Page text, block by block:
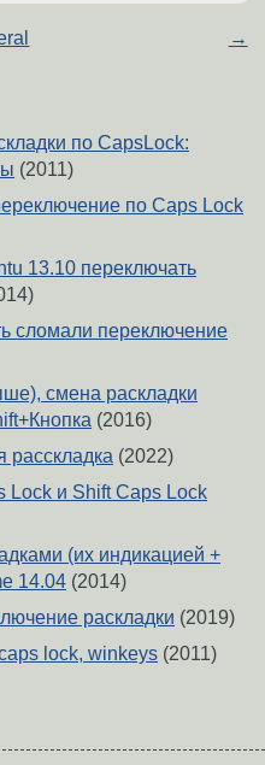
→
по CapsLock:
(2011)
по Caps Lock
13.10 переключать
сломали переключение
смена раскладки
(2016)
расскладка (2022)
Lock и Shift Caps Lock
(их индикацией +
14.04 (2014)
раскладки (2019)
lock, winkeys (2011)